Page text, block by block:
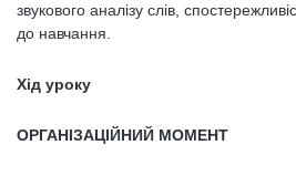
звукового аналізу слів,
до навчання.
Хід уроку
ОРГАНІЗАЦІЙНИЙ МОМЕНТ